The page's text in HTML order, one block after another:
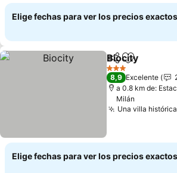
Elige fechas para ver los precios exactos
CompartirAgregar a
Biocity
3 Estrellas
8,9 Excelente
a 0.8 km de:
Milán
Una villa
Elige fechas para ver los precios exactos